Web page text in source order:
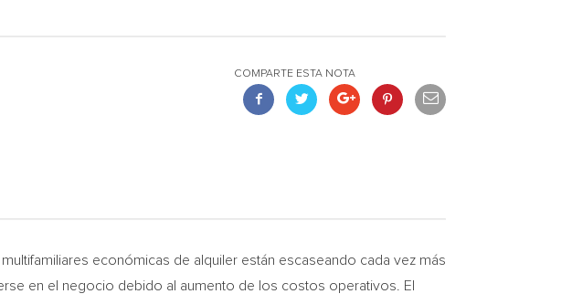
COMPARTE ESTA NOTA
económicas de alquiler están escaseando cada vez más
en el negocio debido al aumento de los costos operativos. El